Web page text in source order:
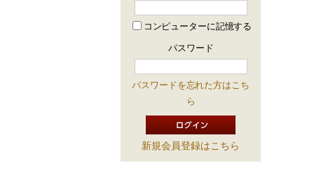
コンピューターに記憶する
パスワード
パスワードを忘れた方はこち
ら
新規会員登録はこちら